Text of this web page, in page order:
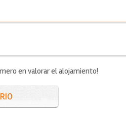
en valorar el alojamiento!